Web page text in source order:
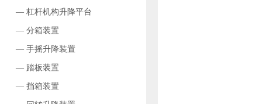
— 杠杆机构升降平台
— 分箱装置
— 手摇升降装置
— 踏板装置
— 挡箱装置